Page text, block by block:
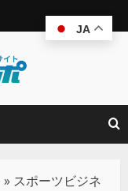
» スポーツビジネ
JA